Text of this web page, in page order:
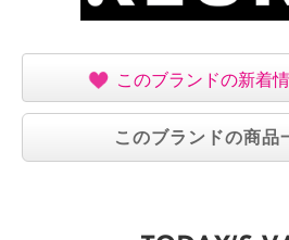
・抽出には専用機器をご使用下さ
【加工地、原産国（地）】
＜加工地＞
このブランドの新着
このブランドの商品